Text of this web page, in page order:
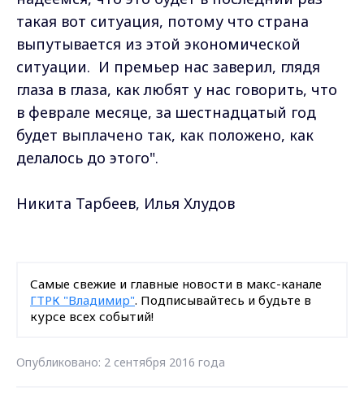
такая вот ситуация, потому что страна
выпутывается из этой экономической
ситуации. И премьер нас заверил, глядя
глаза в глаза, как любят у нас говорить, что
в феврале месяце, за шестнадцатый год
будет выплачено так, как положено, как
делалось до этого".
Никита Тарбеев, Илья Хлудов
Самые свежие и главные новости в макс-канале
ГТРК "Владимир". Подписывайтесь и будьте в
курсе всех событий!
Опубликовано: 2 сентября 2016 года